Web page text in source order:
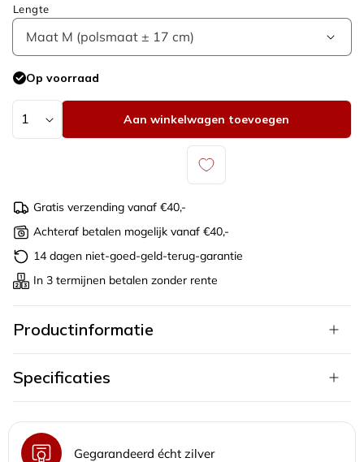
Lengte
Op voorraad
Aantal
Aan winkelwagen toevoegen
Gratis verzending vanaf €40,-
Achteraf betalen mogelijk vanaf €40,-
14 dagen niet-goed-geld-terug-garantie
In 3 termijnen betalen zonder rente
Productinformatie
Specificaties
Gegarandeerd écht zilver